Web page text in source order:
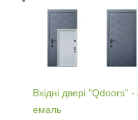
Вхідні двері "Qdoors"
емаль